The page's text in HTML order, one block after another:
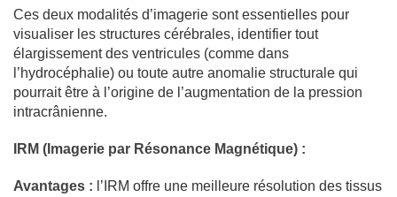
Ces deux modalités d’imagerie sont essentielles pour
visualiser les structures cérébrales, identifier tout
élargissement des ventricules (comme dans
l’hydrocéphalie) ou toute autre anomalie structurale qui
pourrait être à l’origine de l’augmentation de la pression
intracrânienne.
IRM (Imagerie par Résonance Magnétique) :
Avantages : l’IRM offre une meilleure résolution des tissus